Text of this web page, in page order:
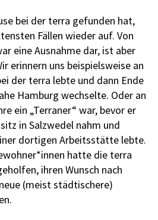
bei der terra gefunden hat,
Fällen wieder auf. Von
eine Ausnahme dar, ist aber
erinnern uns beispielsweise an
der terra lebte und dann Ende
Hamburg wechselte. Oder an
ein „Terraner“ war, bevor er
in Salzwedel nahm und
dortigen Arbeitsstätte lebte.
hatte die terra
ihren Wunsch nach
(meist städtischere)